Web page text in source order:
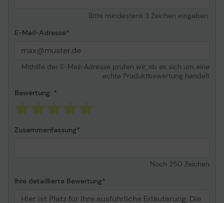
Lexmark Cartridge
Informationen zur Kompatibilität
Kompatibel mit
Bitte mindestens 3 Zeichen eingeben.
E-Mail-Adresse
Mithilfe der E-Mail-Adresse prüfen wir, ob es sich um eine
echte Produktbewertung handelt
Bewertung:
Zusammenfassung
Noch 250 Zeichen
Ihre detaillierte Bewertung